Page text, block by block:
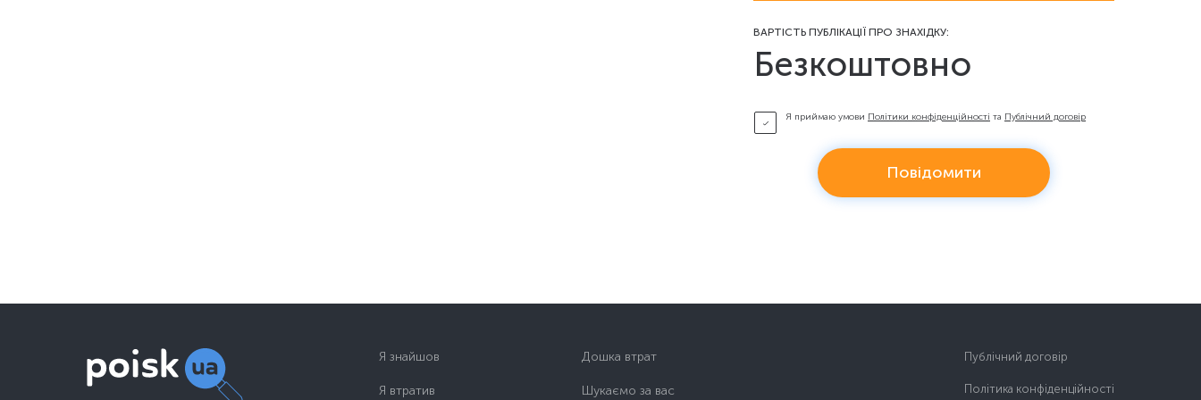
ВАРТІСТЬ ПУБЛІКАЦІЇ ПРО ЗНАХІДКУ:
Безкоштовно
Я приймаю умови Політики конфіденційності та Публічний договір
Повідомити
Я знайшов
Я втратив
Дошка втрат
Шукаємо за вас
Публічний договір
Політика конфіденційності